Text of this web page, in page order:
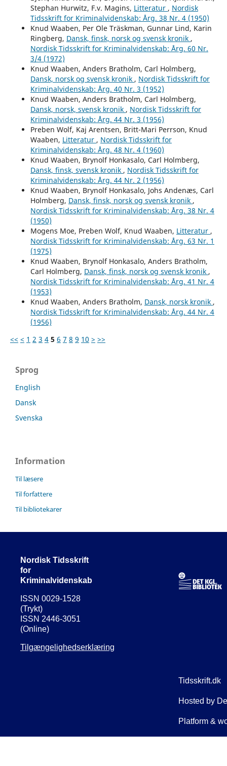
Stephan Hurwitz, F.v. Magins, Litteratur , Nordisk
Tidsskrift for Kriminalvidenskab: Årg. 38 Nr. 4 (1950)
Knud Waaben, Per Ole Träskman, Gunnar Lind, Karin
Ringberg, Dansk, finsk, norsk og svensk kronik ,
Nordisk Tidsskrift for Kriminalvidenskab: Årg. 60 Nr.
3/4 (1972)
Knud Waaben, Anders Bratholm, Carl Holmberg,
Dansk, norsk og svensk kronik , Nordisk Tidsskrift for
Kriminalvidenskab: Årg. 40 Nr. 3 (1952)
Knud Waaben, Anders Bratholm, Carl Holmberg,
Dansk, norsk, svensk kronik , Nordisk Tidsskrift for
Kriminalvidenskab: Årg. 44 Nr. 3 (1956)
Preben Wolf, Kaj Arentsen, Britt-Mari Perrson, Knud
Waaben, Litteratur , Nordisk Tidsskrift for
Kriminalvidenskab: Årg. 48 Nr. 4 (1960)
Knud Waaben, Brynolf Honkasalo, Carl Holmberg,
Dansk, finsk, svensk kronik , Nordisk Tidsskrift for
Kriminalvidenskab: Årg. 44 Nr. 2 (1956)
Knud Waaben, Brynolf Honkasalo, Johs Andenæs, Carl
Holmberg, Dansk, finsk, norsk og svensk kronik ,
Nordisk Tidsskrift for Kriminalvidenskab: Årg. 38 Nr. 4
(1950)
Mogens Moe, Preben Wolf, Knud Waaben, Litteratur ,
Nordisk Tidsskrift for Kriminalvidenskab: Årg. 63 Nr. 1
(1975)
Knud Waaben, Brynolf Honkasalo, Anders Bratholm,
Carl Holmberg, Dansk, finsk, norsk og svensk kronik ,
Nordisk Tidsskrift for Kriminalvidenskab: Årg. 41 Nr. 4
(1953)
Knud Waaben, Anders Bratholm, Dansk, norsk kronik ,
Nordisk Tidsskrift for Kriminalvidenskab: Årg. 44 Nr. 4
(1956)
<< < 1 2 3 4 5 6 7 8 9 10 > >>
Sprog
English
Dansk
Svenska
Information
Til læsere
Til forfattere
Til bibliotekarer
Nordisk Tidsskrift
for
Kriminalvidenskab
ISSN 0029-1528
(Trykt)
ISSN 2446-3051
(Online)
Tilgængelighedserklæring